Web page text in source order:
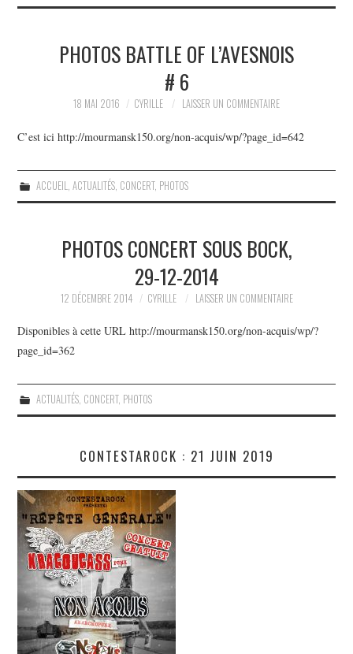
PHOTOS BATTLE OF L’AVESNOIS
# 6
18 MAI 2016 CYRILLE LAISSER UN COMMENTAIRE
C’est ici http://mourmansk150.org/non-acquis/wp/?page_id=642
ACCUEIL ACTUALITÉS, CONCERT, PHOTOS
PHOTOS CONCERT SOUS BOCK,
29-12-2014
12 DÉCEMBRE 2014 CYRILLE LAISSER UN COMMENTAIRE
Disponibles à cette URL http://mourmansk150.org/non-acquis/wp/?
page_id=362
ACTUALITÉS, CONCERT, PHOTOS
CONTESTAROCK : 21 JUIN 2019